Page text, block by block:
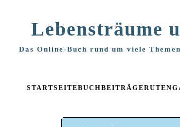
Lebensträume
Das Online-Buch rund um viele
STARTSEITEBUCHBEITRÄGE